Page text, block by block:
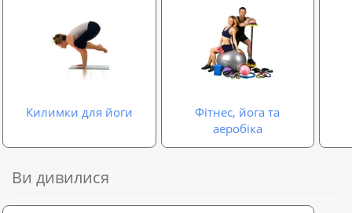
Килимки для йоги
Фітнес, йога та
аеробіка
Ви дивилися